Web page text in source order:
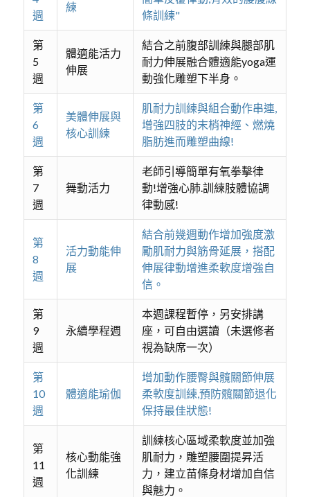
週
練
條訓練"
第
5
週
體適能活力
伸展
結合之前腹部訓練與腿部肌
耐力伸展融合體適能yoga運
動強化雕塑下半身。
第
6
週
美體伸展與
核心訓練
肌耐力訓練與組合動作串連,
增強四肢的末梢神經、燃燒
脂肪進而雕塑曲線!
第
7
週
舞動活力
老師引導簡單有氧拳擊律
動!增強心肺.訓練肢體協調
律動感!
第
8
週
活力動能伸
展
結合前幾週動作增加強度激
勵肌耐力與筋骨延展，搭配
伸展律動增進柔軟度增強自
信。
第
9
週
永續學程週
本週課程暫停，另安排講
座，可自由選讀（未選修者
視為缺席一次）
第
10
週
體適能瑜伽
增加動作腰臀與髖關節伸展
柔軟度訓練,預防髖關節退化
保持最佳狀態!
第
11
週
核心動能強
化訓練
訓練核心區域柔軟度並加強
肌耐力，雕塑腰圍提昇活
力，建立苗條身材增加自信
與魅力。